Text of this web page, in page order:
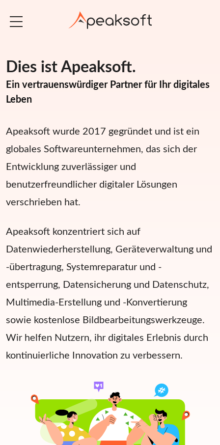
Dies ist Apeaksoft.
Ein vertrauenswürdiger Partner für Ihr digitales
Leben
Apeaksoft wurde 2017 gegründet und ist ein
globales Softwareunternehmen, das sich der
Entwicklung zuverlässiger und
benutzerfreundlicher digitaler Lösungen
verschrieben hat.
Apeaksoft konzentriert sich auf
Datenwiederherstellung, Geräteverwaltung und
-übertragung, Systemreparatur und -
entsperrung, Datensicherung und Datenschutz,
Multimedia-Erstellung und -Konvertierung
sowie kostenlose Bildbearbeitungswerkzeuge.
Wir helfen Nutzern, ihr digitales Erlebnis durch
kontinuierliche Innovation zu verbessern.